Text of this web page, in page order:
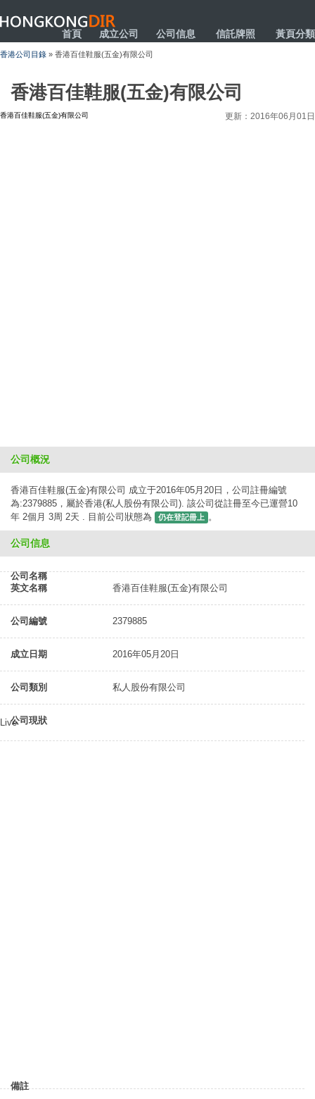
HONGKONGDIR
首頁 成立公司 公司信息 信託牌照 黃頁分類
香港公司目錄 » 香港百佳鞋服(五金)有限公司
香港百佳鞋服(五金)有限公司
香港百佳鞋服(五金)有限公司 更新：2016年06月01日
公司概況
香港百佳鞋服(五金)有限公司 成立于2016年05月20日，公司註冊編號
為:2379885，屬於香港(私人股份有限公司). 該公司從註冊至今已運營10
年 2個月 3周 2天 . 目前公司狀態為
仍在登記冊上 。
公司信息
公司名稱
英文名稱
香港百佳鞋服(五金)有限公司
公司編號 2379885
成立日期 2016年05月20日
公司類別 私人股份有限公司
公司現狀
Live
備註